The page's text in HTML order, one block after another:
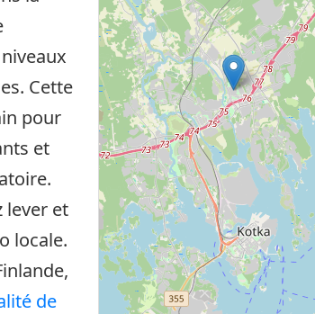
Cette
pour
et
lever et
locale.
de